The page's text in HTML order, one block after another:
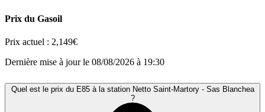
Prix du Gasoil
Prix actuel : 2,149€
Dernière mise à jour le 08/08/2026 à 19:30
Quel est le prix du E85 à la station Netto Saint-Martory - Sas Blanchea
?